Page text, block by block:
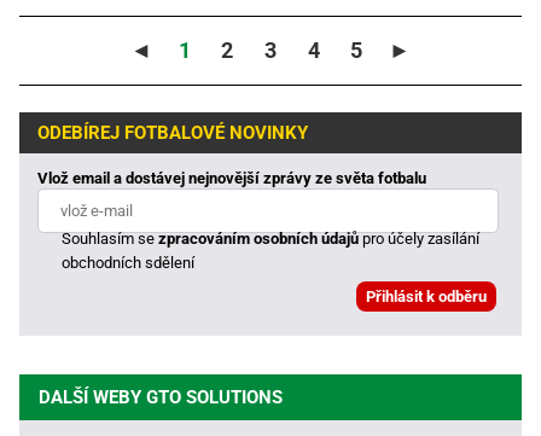
◄ 1 2 3 4 5 ►
ODEBÍREJ FOTBALOVÉ NOVINKY
Vlož email a dostávej nejnovější zprávy ze světa fotbalu
Souhlasím sezpracováním osobních údajůpro účely zasílání
obchodních sdělení
DALŠÍ WEBY GTO SOLUTIONS